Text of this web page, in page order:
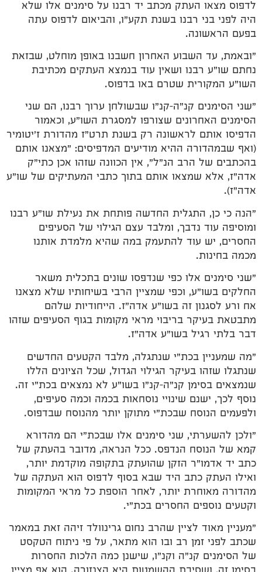
לדפוס מצאו העתק מכתב יד רבנו על סימנים אלו שלא
היה לפני בני רבנו בשנת תקע"ו, והביאום לדפוס עתה
בפעם הראשונה.
"ובאמת, עד השבוע האחרון חשבנו באופן מוחלט, שבזאת
נחתם שו"ע רבנו ושאין עוד בנמצא העתקים מכתיבת
השו"ע המקורית שטרם באו בדפוס.
"שני הסימנים קנ"ה–קנ"ו שבשולחן ערוך רבנו, הם שני
הסימנים האחרונים שצורפו למסגרת השו"ע, וכאמור
הדפיסו אותם לראשונה רק בשנת תרט"ז מהדורת ז'יטומיר
(ואף שבמהדורה ההיא מודיעים המדפיסים: "מצאנו אותם
בהכתבים של הרב הנ"ל", אין הכוונה שזהו אכן כתי"ק
אדה"ז, אלא שמצאו אותם בתוך כתבי המעתיקים של שו"ע
אדה"ז).
"הנה כי כן, התגלית החדשה פותחת את נעילת שו"ע רבנו
ומוסיפה עוד נדבך, ומלבד עצם הגילוי של הסעיפים
החסרים, יש עוד להתעמק במה שהיא מלמדת אותנו
מכמה בחינות.
"שני סימנים אלו כפי שנדפסו שונים בתכלית משאר
החלקים בשו"ע, וכפי שמציין הרבי בשיחותיו שלא מצאנו
אח ורע לסגנון זה בשו"ע אדה"ז. הייחודיות שלהם
מתבטאת בעיקר בריבוי מראי מקומות בגוף הסעיפים שזהו
דבר בלתי רגיל בשו"ע אדה"ז.
"מה שמעניין בכת"י שנתגלה, מלבד הקטעים החדשים
שנתגלו שזהו בעיקר הגילוי הגדול, שכל הציונים הללו
שנמצאים בסימן קנ"ה–קנ"ו בשו"ע לא נמצאים בכת"י זה.
נוסף לכך, ישנם שינויי נוסחאות בכמה וכמה סעיפים,
ולפעמים הנוסח שבכת"י מתוקן יותר מהנוסח שבדפוס.
"ולכן להשערתי, שני סימנים אלו שבכת"י הם מהדורא
קמא של הנוסח הנדפס. ככל הנראה, מדובר בהעתק של
כתב יד אדמו"ר הזקן שהועתק בתקופה מוקדמת יותר,
ואילו העתק כתב היד שבא בסוף לדפוס הוא העתקה של
מהדורה מאוחרת יותר, לאחר הוספת כל מראי המקומות
וקטעים נוספים החסרים בכת"י.
"מעניין מאוד לציין שהרב נחום גרינוולד זיהה זאת במאמר
שכתב לפני זמן רב ובו הוא מתאר, על פי ניתוח הטקסט
של הסימנים קנ"ה וקנ"ו, שישנן כמה הלכות החסרות